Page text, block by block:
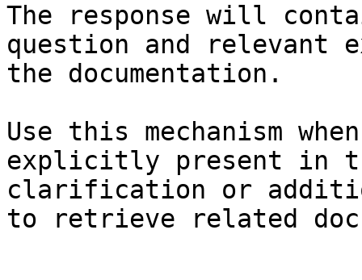
The response will
question and relevant
the documentation.
Use this mechanism
explicitly present in
clarification or